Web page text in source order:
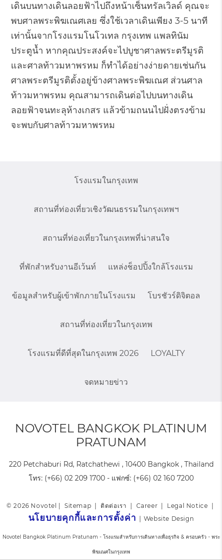
เดินบนทางเดินลอยฟ้าไปถึงหน้าเซ็นทรัลเวิลด์ คุณจะ
พบศาลพระพิฆเณศเลย ซึ่งใช้เวลาเดินเพียง 3-5 นาที
เท่านั้นจากโรงแรมโนโวเทล กรุงเทพ แพลทินัม
ประตูน้ำ หากคุณประสงค์จะไปบูชาศาลพระตรีมูรติ
และศาลท้าวมหาพรหม ก็ทำได้อย่างง่ายดายเช่นกัน
ศาลพระตรีมูรติตั้งอยู่ข้างศาลพระพิฆเณศ ส่วนศาล
ท้าวมหาพรหม คุณสามารถเดินต่อไปบนทางเดิน
ลอยฟ้าจนทะลุห้างเกสร แล้วข้ามถนนไปฝั่งตรงข้าม
จะพบกับศาลท้าวมหาพรหม
โรงแรมในกรุงเทพ
สถานที่ท่องเที่ยวเชิงวัฒนธรรมในกรุงเทพฯ
สถานที่ท่องเที่ยวในกรุงเทพที่น่าสนใจ
ที่พักสำหรับงานอีเว้นท์ แหล่งช็อปปิ้งใกล้โรงแรม
ข้อมูลสำหรับผู้เข้าพักภายในโรงแรม โบรชัวร์ดิจิตอล
สถานที่ท่องเที่ยวในกรุงเทพ
โรงแรมที่ดีที่สุดในกรุงเทพ 2026 LOYALTY
จดหมายข่าว
NOVOTEL BANGKOK PLATINUM
PRATUNAM
220 Petchaburi Rd, Ratchathewi , 10400 Bangkok , Thailand
โทร: (+66) 02 209 1700- แฟกซ์: (+66) 02 160 7200
© 2026 Novotel |Sitemap ติดต่อเรา Career Legal Notice
นโยบายคุกกี้และการตั้งค่า Website Design
Novotel Bangkok Platinum Pratunam - โรงแรมสำหรับการเดินทางเพื่อธุรกิจ & ครอบครัว - พระ
พิฆเณศในกรุงเทพ